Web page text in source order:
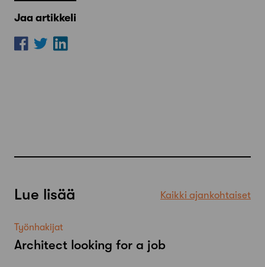
Jaa artikkeli
Lue lisää Kaikki ajankohtaiset
Työnhakijat
Architect looking for a job